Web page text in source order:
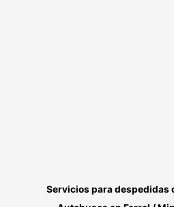
Servicios paradespedidas